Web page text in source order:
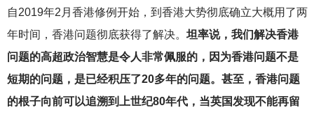
自2019年2月香港修例开始，到香港大势彻底确立大概用了两
年时间，香港问题彻底获得了解决。 坦率说，我们解决香港
问题的高超政治智慧是令人非常佩服的，因为香港问题不是
短期的问题，是已经积压了20多年的问题。甚至，香港问题
的根子向前可以追溯到上世纪80年代，当英国发现不能再留